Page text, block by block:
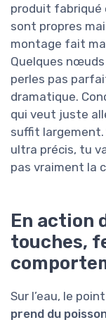
produit fabriqué
sont propres
montage fait
Quelques
perles pas
dramatique.
qui veut juste
suffit largement.
ultra précis, tu
pas vraiment la
En action
touches,
Sur l’eau, le
prend du